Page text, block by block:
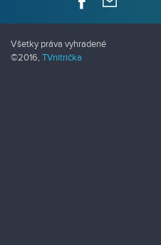
Všetky práva vyhradené
©2016, TVnitrička